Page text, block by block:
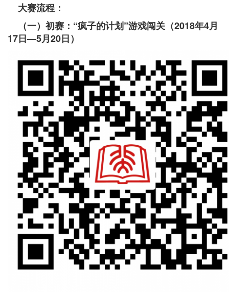
大赛流程：
（一）初赛：“疯子的计划”游戏闯关（2018年4月
17日—5月20日）